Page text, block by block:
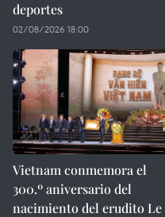
deportes
02/08/2026 18:00
Vietnam conmemora el
300.º aniversario del
nacimiento del erudito Le